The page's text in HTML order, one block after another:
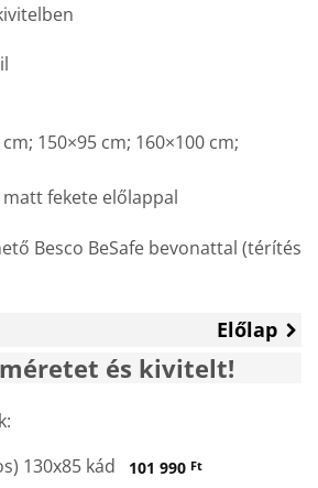
150×95 cm; 160×100 cm;
fekete előlappal
Besco BeSafe bevonattal (térítés
Előlap
méretet és kivitelt!
130x85 kád
101 990 Ft